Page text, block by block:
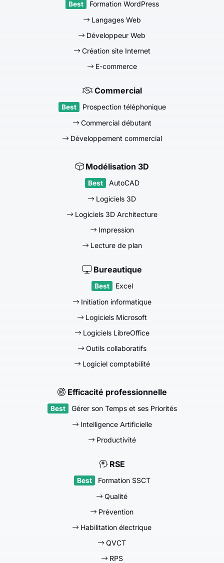
Formation WordPress
Langages Web
Développeur Web
Création site Internet
E-commerce
Commercial
Prospection téléphonique
Commercial débutant
Développement commercial
Modélisation 3D
AutoCAD
Logiciels 3D
Logiciels 3D Architecture
Impression
Lecture de plan
Bureautique
Excel
Initiation informatique
Logiciels Microsoft
Logiciels LibreOffice
Outils collaboratifs
Logiciel comptabilité
Efficacité professionnelle
Gérer son Temps et ses Priorités
Intelligence Artificielle
Productivité
RSE
Formation SSCT
Qualité
Prévention
Habilitation électrique
QVCT
RPS